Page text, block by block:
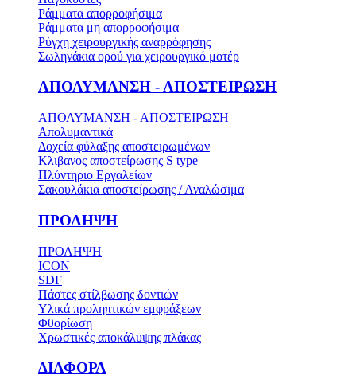
Ράμματα απορροφήσιμα
Ράμματα μη απορροφήσιμα
Ρύγχη χειρουργικής αναρρόφησης
Σωληνάκια ορού για χειρουργικό μοτέρ
ΑΠΟΛΥΜΑΝΣΗ - ΑΠΟΣΤΕΙΡΩΣΗ
ΑΠΟΛΥΜΑΝΣΗ - ΑΠΟΣΤΕΙΡΩΣΗ
Απολυμαντικά
Δοχεία φύλαξης αποστειρωμένων
Κλιβανος αποστείρωσης S type
Πλύντηριο Εργαλείων
Σακουλάκια αποστείρωσης / Αναλώσιμα
ΠΡΟΛΗΨΗ
ΠΡΟΛΗΨΗ
ICON
SDF
Πάστες στίλβωσης δοντιών
Υλικά προληπτικών εμφράξεων
Φθορίωση
Χρωστικές αποκάλυψης πλάκας
ΔΙΑΦΟΡΑ